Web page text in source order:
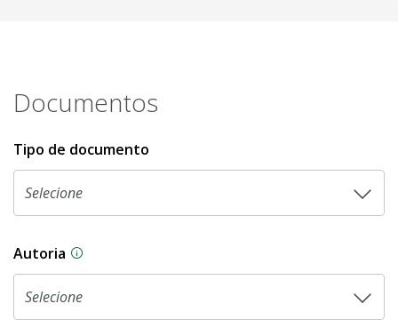
Documentos
Tipo de documento
Autoria As proposições legislativas na CLDF podem